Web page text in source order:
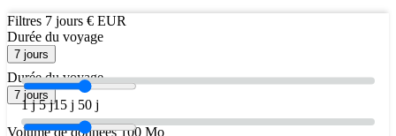
Filtres 7 jours € EUR
Durée du voyage
7 jours
1 j 5 j15 j 50 j
Volume de données 100 Mo
Durée du voyage
7 jours